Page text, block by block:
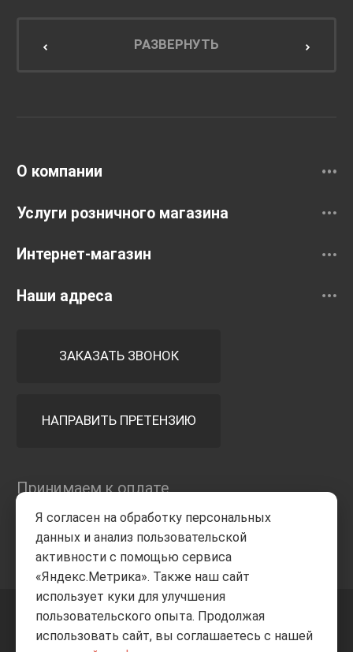
Мебель для кухниРАЗВЕРНУТЬ
О компании
Услуги розничного магазина
Интернет-магазин
Наши адреса
ЗАКАЗАТЬ ЗВОНОК
НАПРАВИТЬ ПРЕТЕНЗИЮ
Принимаем к оплате
+7 8332205-805 ВВЕРХ
Я согласен на обработку персональных
данных и анализ пользовательской
активности с помощью сервиса
«Яндекс.Метрика». Также наш сайт
использует куки для улучшения
пользовательского опыта. Продолжая
использовать сайт, вы соглашаетесь с нашей